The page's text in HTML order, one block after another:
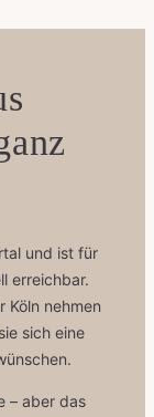
und ist für
erreichbar.
Köln nehmen
sich eine
– aber das